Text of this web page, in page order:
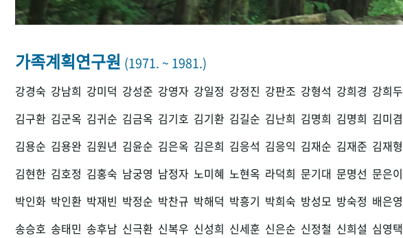
가족계획연구원 (1971. ~ 1981.)
강경숙 강남희 강미덕 강성준 강영자 강일정 강정진 강판조 강형석 강희경 강희두
김구환 김군옥 김귀순 김금옥 김기호 김기환 김길순 김난희 김명희 김명희 김미겸
김용순 김용완 김원년 김윤순 김은옥 김은희 김응석 김응익 김재순 김재준 김재형
김현한 김호정 김홍숙 남궁영 남정자 노미혜 노현옥 라덕희 문기대 문명선 문은이
박인화 박인환 박재빈 박정순 박찬규 박해덕 박흥기 박희숙 방성모 방숙정 배은영
송승호 송태민 송후남 신극환 신복우 신성희 신세훈 신은순 신정철 신희설 심영택